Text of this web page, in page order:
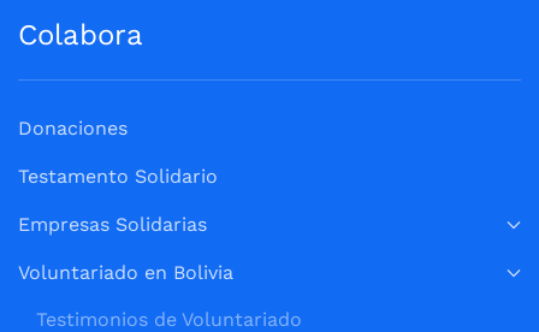
Colabora
Donaciones
Testamento Solidario
Empresas Solidarias
Voluntariado en Bolivia
Testimonios de Voluntariado